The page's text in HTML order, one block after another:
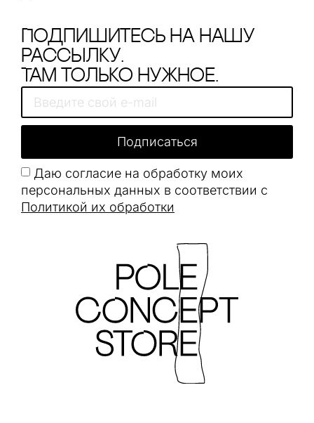
Подпишитесь на нашу
рассылку.
Там только нужное.
Даю согласие на обработку моих
персональных данных в соответствии с
Политикой их обработки
Подписаться